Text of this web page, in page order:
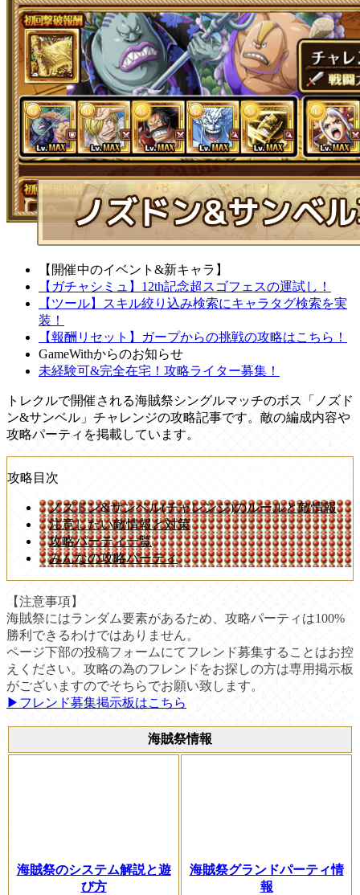
【開催中のイベント&新キャラ】
【ガチャシミュ】12th記念超スゴフェスの運試し！
【ツール】スキル絞り込み検索にキャラタグ検索を実
装！
【報酬リセット】ガープからの挑戦の攻略はこちら！
GameWithからのお知らせ
未経験可&完全在宅！攻略ライター募集！
トレクルで開催される海賊祭シングルマッチのボス「ノズド
ン&サンベル」チャレンジの攻略記事です。敵の編成内容や
攻略パーティを掲載しています。
攻略目次
ノズドン&サンベル(チャレンジ)のルールと敵情報
注意したい敵情報と対策
攻略パーティ一覧
みんなの攻略パーティ
【注意事項】
海賊祭にはランダム要素があるため、攻略パーティは100%
勝利できるわけではありません。
ページ下部の投稿フォームにてフレンド募集することはお控
えください。攻略の為のフレンドをお探しの方は専用掲示板
がございますのでそちらでお願い致します。
▶︎フレンド募集掲示板はこちら
海賊祭情報
海賊祭のシステム解説と遊
び方
海賊祭グランドパーティ情
報